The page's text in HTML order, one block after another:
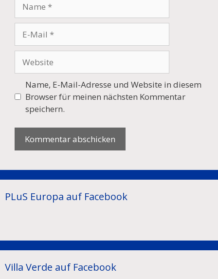
Mail
Name, E-Mail-Adresse und Website in diesem
Browser für meinen nächsten Kommentar
speichern.
PLuS Europa auf Facebook
Villa Verde auf Facebook